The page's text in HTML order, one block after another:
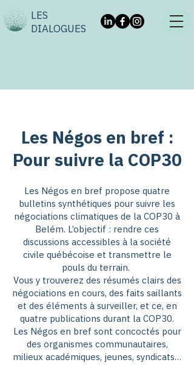
LES
DIALOGUES
Les Négos en bref :
Pour suivre la COP30
Les Négos en bref propose quatre
bulletins synthétiques pour suivre les
négociations climatiques de la COP30 à
Belém. L’objectif : rendre ces
discussions accessibles à la société
civile québécoise et transmettre le
pouls du terrain.
Vous y trouverez des résumés clairs des
négociations en cours, des faits saillants
et des éléments à surveiller, et ce, en
quatre publications durant la COP30.
Les Négos en bref sont concoctés pour
des organismes communautaires,
milieux académiques, jeunes, syndicats…